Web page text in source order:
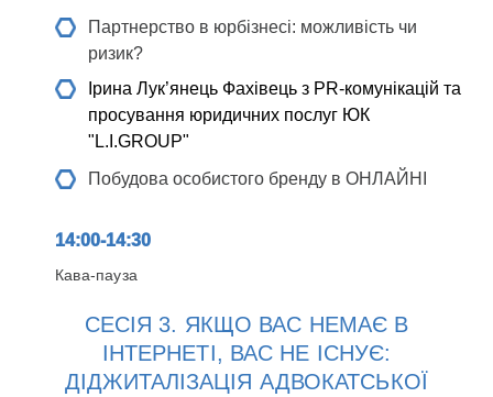
Партнерство в юрбізнесі: можливість чи
ризик?
Ірина Лук’янець Фахівець з PR-комунікацій та
просування юридичних послуг ЮК
"L.I.GROUP"
Побудова особистого бренду в ОНЛАЙНІ
14:00-14:30
Кава-пауза
СЕСІЯ 3. ЯКЩО ВАС НЕМАЄ В
ІНТЕРНЕТІ, ВАС НЕ ІСНУЄ:
ДІДЖИТАЛІЗАЦІЯ АДВОКАТСЬКОЇ